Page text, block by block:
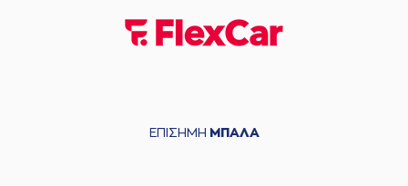
ΕΠΙΣΗΜΗ ΜΠΑΛΑ